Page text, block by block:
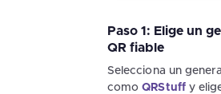
Paso 1: Elige un
QR fiable
Selecciona un
comoQRStuffy